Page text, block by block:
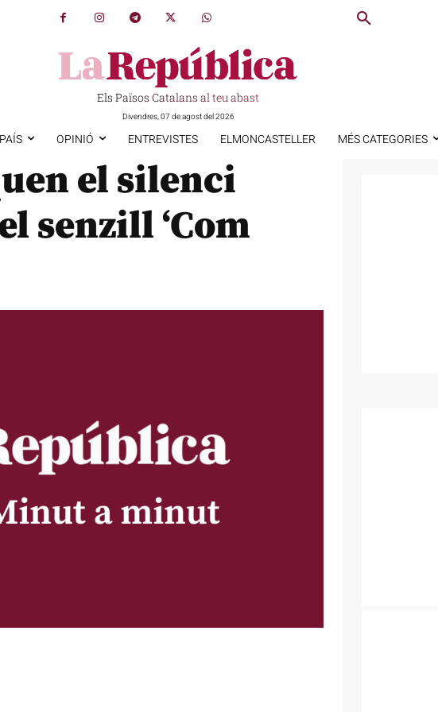
Els Països Catalans al teu abast
Divendres, 07 de agost del 2026
OPINIÓ ENTREVISTES ELMONCASTELLER MÉS CATEGORIES
el silenci
senzill ‘Com